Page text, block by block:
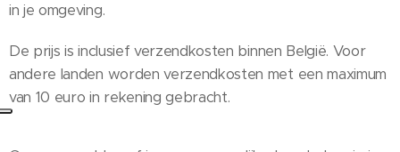
in je omgeving.
De prijs is inclusief verzendkosten binnen België. Voor
andere landen worden verzendkosten met een maximum
van 10 euro in rekening gebracht.